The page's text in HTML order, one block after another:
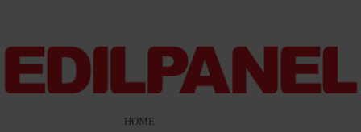
HOME